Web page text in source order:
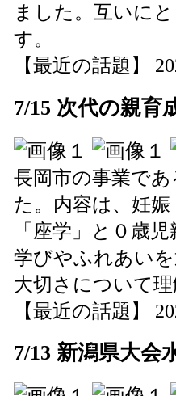
ました。互いに
す。
【最近の話題】
7/15 次代の親
長岡市の事業で
た。内容は、妊
「座学」と０歳
学びやふれあい
大切さについて
【最近の話題】
7/13 新潟県大